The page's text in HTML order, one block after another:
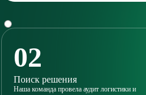
02
Поиск решения
Наша команда провела аудит логистики и